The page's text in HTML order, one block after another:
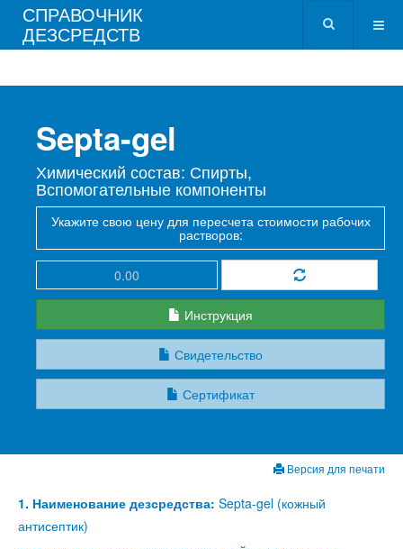
СПРАВОЧНИК
ДЕЗСРЕДСТВ
Septa-gel
Химический состав: Спирты,
Вспомогательные компоненты
Укажите свою цену для пересчета стоимости рабочих
растворов:
Инструкция
Свидетельство
Сертификат
Версия для печати
1. Наименование дезсредства: Septa-gel (кожный
антисептик)